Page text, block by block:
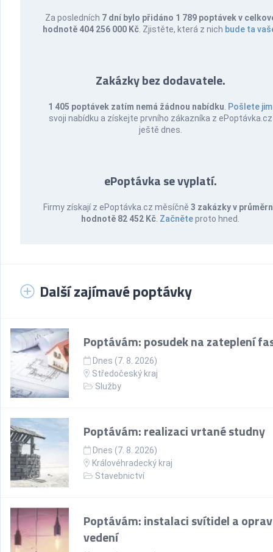
Za posledních 7 dní bylo přidáno 1 789 poptávek v
hodnotě 404 256 000 Kč . Zjistěte, která z nich bude ta
Zakázky bez dodavatele.
1 405 poptávek zatím nemá žádnou nabídku Pošlete jim
svoji nabídku a získejte prvního zákazníka z ePoptávka.cz
ještě dnes.
ePoptávka se vyplatí.
Firmy získají z ePoptávka.cz měsíčně 3 zakázky v
hodnotě 82 452 Kč Začněteproto hned.
Další zajímavé poptávky
Poptávám: posudek na zateplení
Dnes (7. 8. 2026)
Středočeský kraj
Služby
Poptávám: realizaci vrtané studny
Dnes (7. 8. 2026)
Královéhradecký kraj
Stavebnictví
Poptávám: instalaci svítidel a
vedení